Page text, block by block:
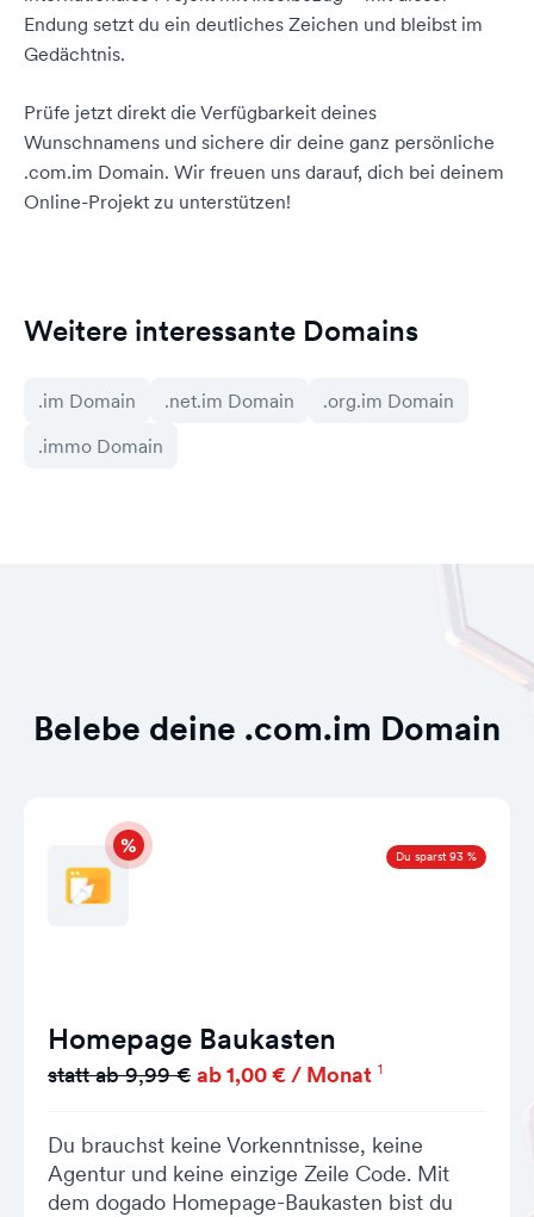
Endung setzt du ein deutliches Zeichen und bleibst im
Gedächtnis.
Prüfe jetzt direkt die Verfügbarkeit deines
Wunschnamens und sichere dir deine ganz persönliche
.com.im Domain. Wir freuen uns darauf, dich bei deinem
Online-Projekt zu unterstützen!
Weitere interessante Domains
.im Domain .net.im Domain
.org.im Domain
.immo Domain
Belebe deine .com.im Domain
Du sparst 93 %
Homepage Baukasten
statt ab 9,99 € ab 1,00 € / Monat 1
Du brauchst keine Vorkenntnisse, keine
Agentur und keine einzige Zeile Code. Mit
dem dogado Homepage-Baukasten bist du